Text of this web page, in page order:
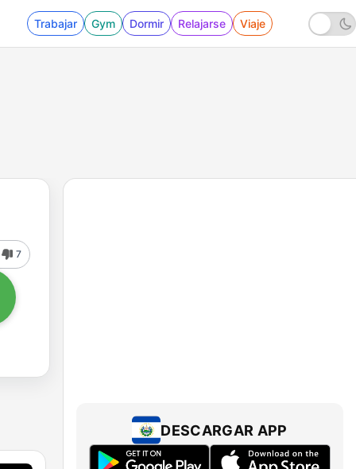
Trabajar Gym Dormir Relajarse Viaje
7
DESCARGAR APP